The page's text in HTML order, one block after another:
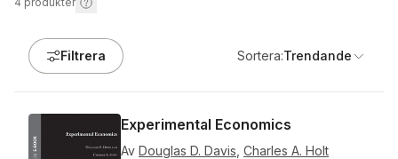
Filtrera Sortera:Trendande
Experimental Economics
Av Douglas D. Davis Charles A. Holt